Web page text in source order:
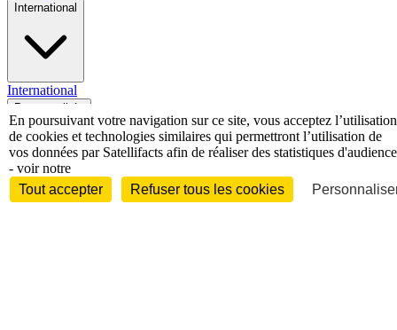
International
International
Personnalités
InterviewBiographies Nominations /
En poursuivant votre navigation sur ce site, vous acceptez l’utilisation
de cookies et technologies similaires qui permettront l’utilisation de
vos données par Satellifacts afin de réaliser des statistiques d'audience
- voir notre
Tout accepter
Refuser tous les cookies